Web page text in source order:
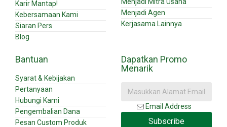
Karir Mantap!
Kebersamaan Kami
Siaran Pers
Blog
Menjadi Agen
Kerjasama Lainnya
Bantuan
Syarat & Kebijakan
Pertanyaan
Hubungi Kami
Pengembalian Dana
Pesan Custom Produk
Dapatkan Promo
Menarik
Email Address
Subscribe